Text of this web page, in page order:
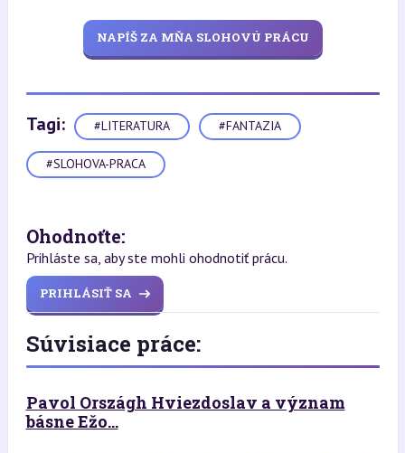
NAPÍŠ ZA MŇA SLOHOVÚ PRÁCU
Tagi: #LITERATURA #FANTAZIA
#SLOHOVA-PRACA
Ohodnoťte:
Prihláste sa, aby ste mohli ohodnotiť prácu.
PRIHLÁSIŤ SA
Súvisiace práce:
Pavol Országh Hviezdoslav a význam
básne Ežo...